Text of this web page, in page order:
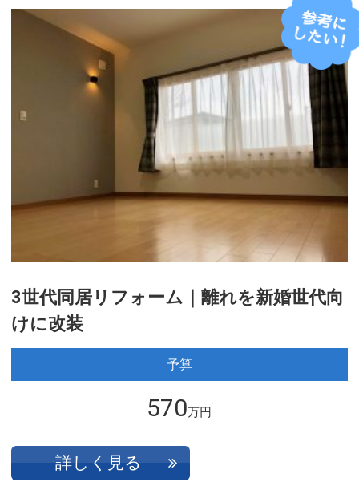
3世代同居リフォーム｜離れを新婚世代向
けに改装
予算
570万円
詳しく見る